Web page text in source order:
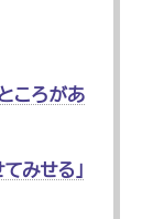
ころがあ
みせる」